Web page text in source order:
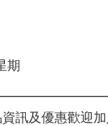
期
訊及優惠歡迎